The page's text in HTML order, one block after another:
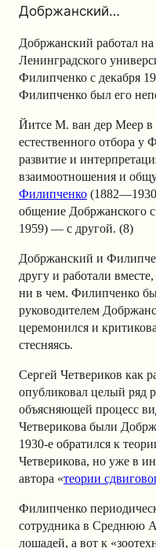
Добржанский…
Добржанский работал на
Ленинградского
Филипченко с декабря
Филипченко был его
Йитсе М. ван дер Меер в
естественного отбора у
развитие и
взаимоотношения и
Филипченко
общение Добржанского с
1959) — с другой. (8)
Добржанский и
другу и работали
ни в чем. Филипченко
руководителем
церемонился и
стесняясь.
Сергей Четвериков как
опубликовал целый ряд
объясняющей процесс
Четверикова были
1930-е обратился к
Четверикова, но уже в
автора «теории
Филипченко
сотрудника в Среднюю
лошадей, а вот к